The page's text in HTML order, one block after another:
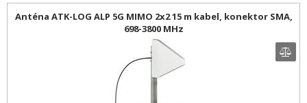
Anténa ATK-LOG ALP 5G MIMO 2x2 15 m kabel, konektor SMA,
698-3800 MHz